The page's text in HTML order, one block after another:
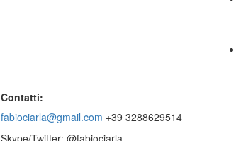
Contatti:
fabiociarla@gmail.com +39 3288629514
Skype/Twitter: @fabiociarla